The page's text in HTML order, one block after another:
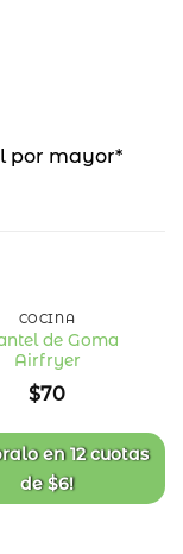
por mayor*
COCINA
de Goma
Airfryer
$70
en12 cuotas
de$6!